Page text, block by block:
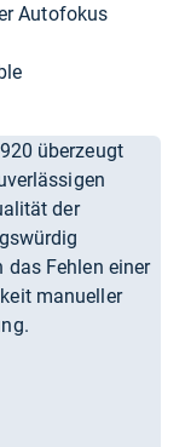
Autofokus
überzeugt
der
das Fehlen einer
manueller